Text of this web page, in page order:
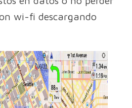
wi-fi descargando